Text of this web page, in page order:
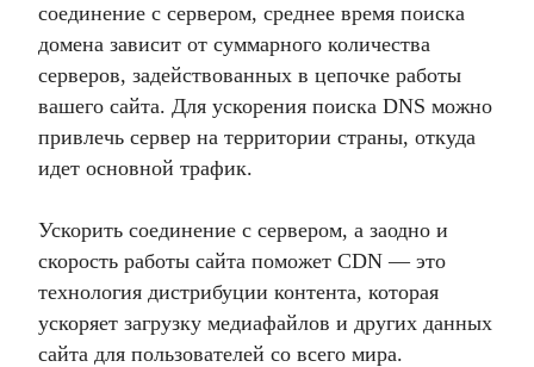
соединение с сервером, среднее время поиска
домена зависит от суммарного количества
серверов, задействованных в цепочке работы
вашего сайта. Для ускорения поиска DNS можно
привлечь сервер на территории страны, откуда
идет основной трафик.
Ускорить соединение с сервером, а заодно и
скорость работы сайта поможет CDN — это
технология дистрибуции контента, которая
ускоряет загрузку медиафайлов и других данных
сайта для пользователей со всего мира.